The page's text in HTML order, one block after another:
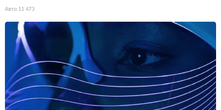
Авто 11 473